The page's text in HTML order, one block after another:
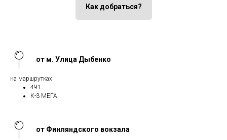
Как добраться?
от м. Улица Дыбенко
на маршрутках
491
К-3 МЕГА
от Финляндского вокзала